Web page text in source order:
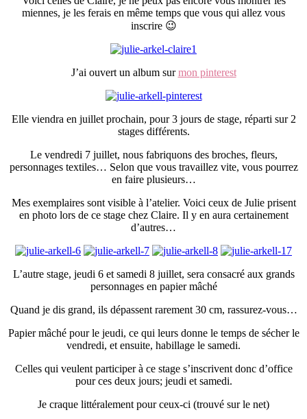
miennes, je les ferais en même temps que vous qui allez vous
inscrire 😉
J’ai ouvert un album surmon pinterest
Elle viendra en juillet prochain, pour 3 jours de stage, réparti sur 2
stages différents.
Le vendredi 7 juillet, nous fabriquons des broches, fleurs,
personnages textiles… Selon que vous travaillez vite, vous pourrez
en faire plusieurs…
Mes exemplaires sont visible à l’atelier. Voici ceux de Julie prisent
en photo lors de ce stage chez Claire. Il y en aura certainement
d’autres…
L’autre stage, jeudi 6 et samedi 8 juillet, sera consacré aux grands
personnages en papier mâché
Quand je dis grand, ils dépassent rarement 30 cm, rassurez-vous…
Papier mâché pour le jeudi, ce qui leurs donne le temps de sécher le
vendredi, et ensuite, habillage le samedi.
Celles qui veulent participer à ce stage s’inscrivent donc d’office
pour ces deux jours; jeudi et samedi.
Je craque littéralement pour ceux-ci (trouvé sur le net)